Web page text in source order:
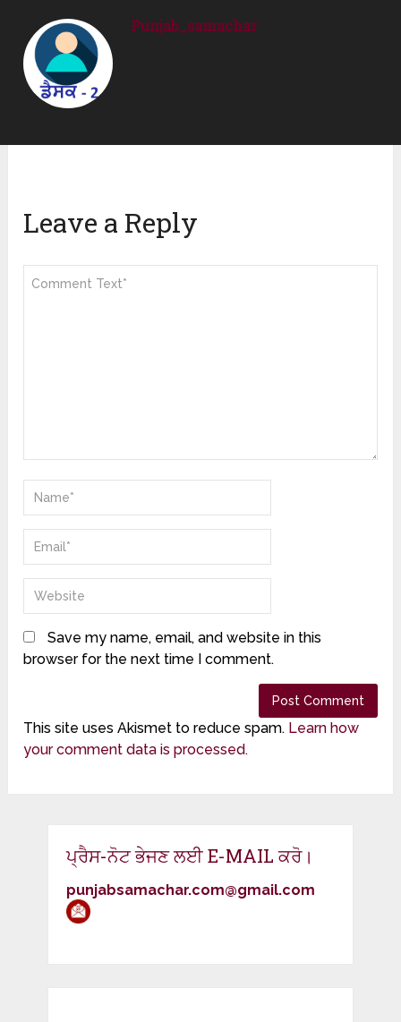
Punjab_samachar
Leave a Reply
Save my name, email, and website in this
browser for the next time I comment.
This site uses Akismet to reduce spam. Learn how
your comment data is processed.
ਪ੍ਰੈਸ-ਨੋਟ ਭੇਜਣ ਲਈ E-MAIL ਕਰੋ।
punjabsamachar.com@gmail.com